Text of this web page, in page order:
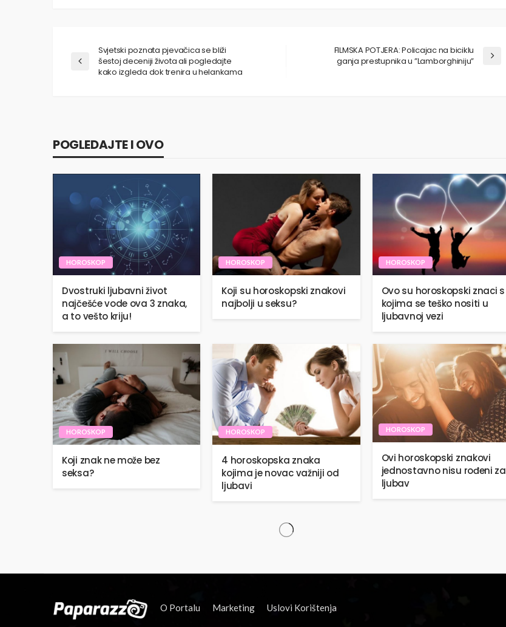
Svjetski poznata pjevačica se bliži
šestoj deceniji života ali pogledajte
kako izgleda dok trenira u helankama
FILMSKA POTJERA: Policajac na biciklu
ganja prestupnika u ”Lamborghiniju”
POGLEDAJTE I OVO
HOROSKOP
Dvostruki ljubavni život
najčešće vode ova 3 znaka,
a to vešto kriju!
HOROSKOP
Koji su horoskopski znakovi
najbolji u seksu?
HOROSKOP
Ovo su horoskopski znaci s
kojima se teško nositi u
ljubavnoj vezi
HOROSKOP
Koji znak ne može bez
seksa?
HOROSKOP
4 horoskopska znaka
kojima je novac važniji od
ljubavi
HOROSKOP
Ovi horoskopski znakovi
jednostavno nisu rođeni za
ljubav
O Portalu Marketing Uslovi Korištenja